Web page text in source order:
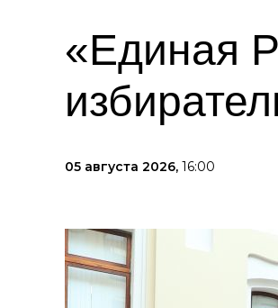
«Единая
05 августа 2026, 16:00